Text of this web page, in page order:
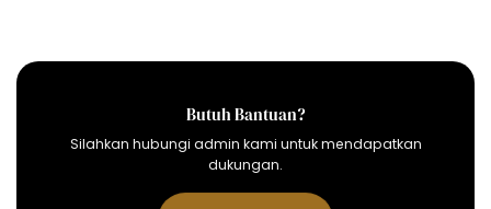
Butuh Bantuan?
Silahkan hubungi admin kami untuk mendapatkan
dukungan.